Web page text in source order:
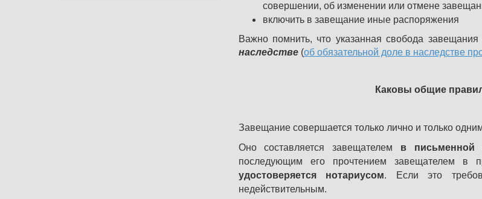
совершении, об изменении или отмене
включить в завещание иные распоряжения
Важно помнить, что указанная свобода завещания
наследстве(об обязательной доле в наследстве
Каковы общие
Завещание совершается только лично и только
Оно составляется завещателем в письменной
последующим его прочтением завещателем в
удостоверяется нотариусом. Если это
недействительным.